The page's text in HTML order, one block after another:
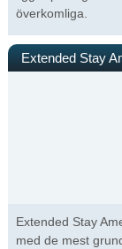
överkomliga.
Extended Stay
Extended Stay
med de mest